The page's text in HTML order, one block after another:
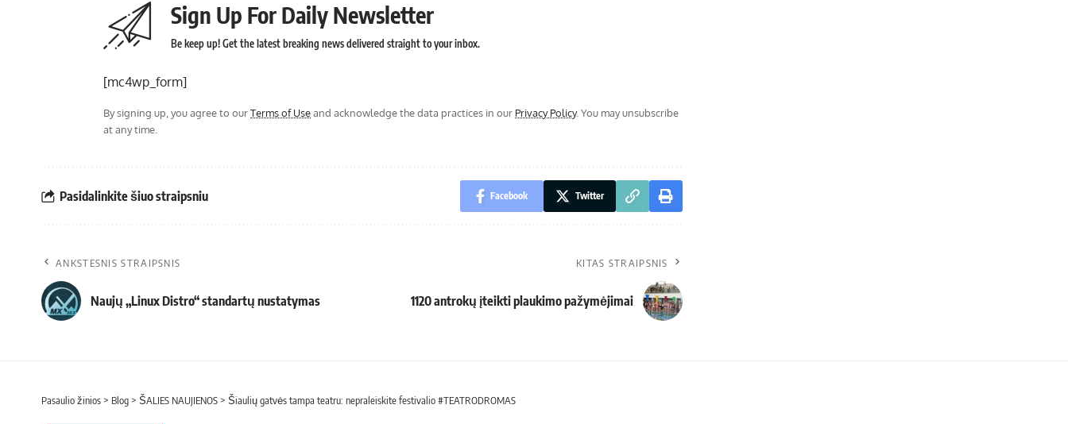
Sign Up For Daily Newsletter
Be keep up! Get the latest breaking news delivered straight to your inbox.
[mc4wp_form]
By signing up, you agree to ourTerms of Useand acknowledge the data practices in our Privacy Policy. You may unsubscribe
at any time.
Pasidalinkite šiuo straipsniu Facebook Twitter
ANKSTESNIS STRAIPSNIS
Naujų „Linux Distro“ standartų nustatymas
KITAS STRAIPSNIS
1120 antrokų įteikti plaukimo pažymėjimai
Pasaulio žinios > Blog > ŠALIES NAUJIENOS > Šiaulių gatvės tampa teatru: nepraleiskite festivalio #TEATRODROMAS